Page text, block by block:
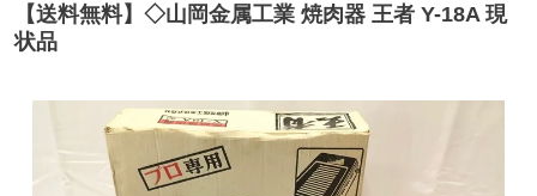
【送料無料】◇山岡金属工業 焼肉器 王者 Y-18A 現
状品